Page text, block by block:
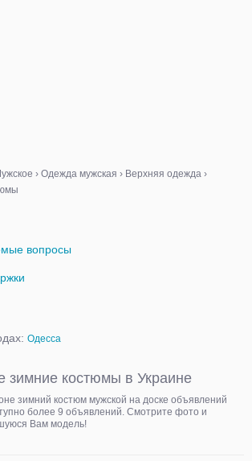
› Одежда мужская › Верхняя одежда ›
вопросы
Одесса
зимние костюмы в Украине
зимний костюм мужской на доске объявлений
более 9 объявлений. Смотрите фото и
Вам модель!